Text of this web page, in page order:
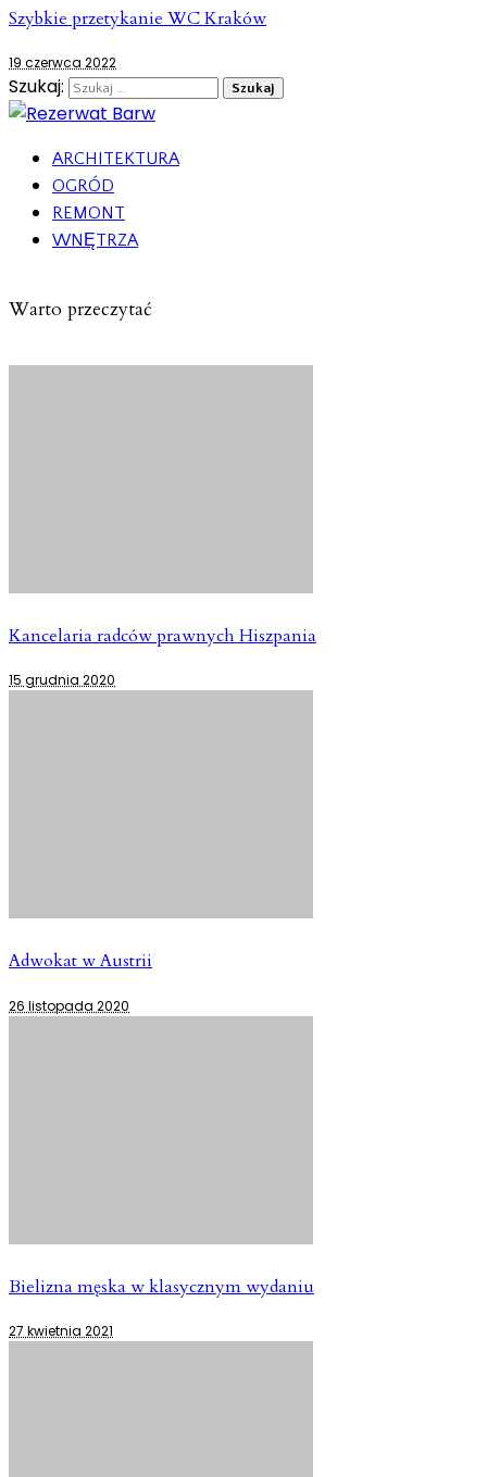
Szybkie przetykanie WC Kraków
19 czerwca 2022
Szukaj:
ARCHITEKTURA
OGRÓD
REMONT
WNĘTRZA
Warto przeczytać
Kancelaria radców prawnych Hiszpania
15 grudnia 2020
Adwokat w Austrii
26 listopada 2020
Bielizna męska w klasycznym wydaniu
27 kwietnia 2021